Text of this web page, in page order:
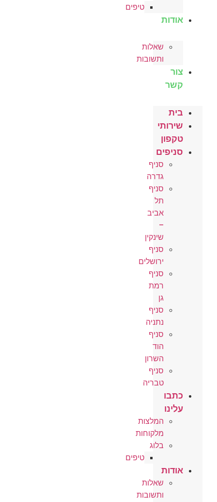
טיפים
אודות
שאלות
ותשובות
צור
קשר
בית
שירותי
טקפון
סניפים
סניף
גדרה
סניף
תל
אביב
–
שינקין
סניף
ירושלים
סניף
רמת
גן
סניף
נתניה
סניף
הוד
השרון
סניף
טבריה
כתבו
עלינו
המלצות
מלקוחות
בלוג
טיפים
אודות
שאלות
ותשובות